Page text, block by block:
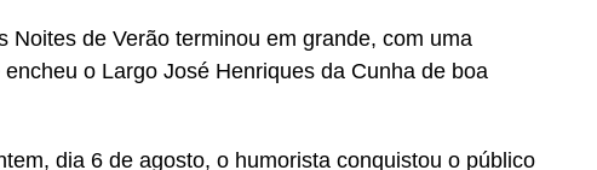
Noites de Verão terminou em grande, com uma
o Largo José Henriques da Cunha de boa
dia 6 de agosto, o humorista conquistou o público